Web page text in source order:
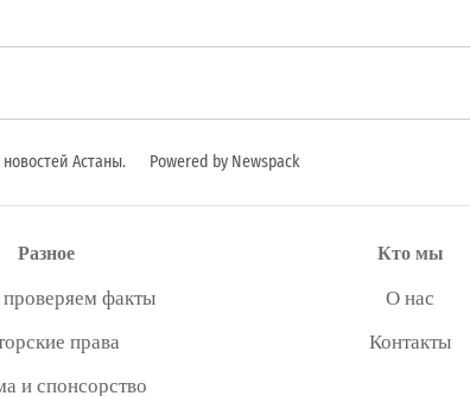
Астаны. Powered by Newspack
Разное
факты
права
и спонсорство
Кто мы
О нас
Контакты